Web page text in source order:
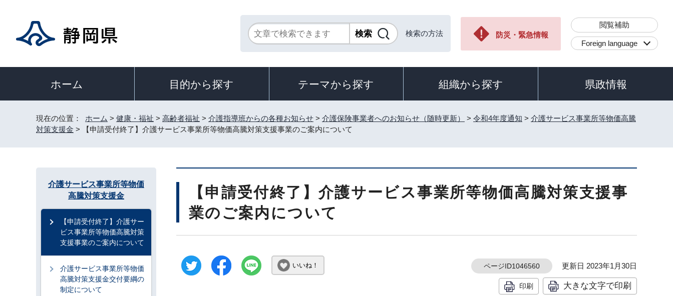
検索の方法 防災・緊急情報
閲覧補助
Foreign language
ホーム 目的から探す テーマから探す 組織から探す 県政情報
現在の位置： ホーム > 健康・福祉 > 高齢者福祉 > 介護指導班からの各種お知らせ > 介護保険事業者へのお知らせ（随時更新） > 令和4年度通知 > 介護サービス事業所等物価高騰
対策支援金 > 【申請受付終了】介護サービス事業所等物価高騰対策支援事業のご案内について
【申請受付終了】介護サービス事業所等物価高騰対策支援事
業のご案内について
いいね！ ページID1046560 更新日 2023年1月30日
印刷 大きな文字で印刷
介護サービス事業所等物価
高騰対策支援金
【申請受付終了】介護サー
ビス事業所等物価高騰対策
支援事業のご案内について
介護サービス事業所等物価
高騰対策支援金交付要綱の
制定について